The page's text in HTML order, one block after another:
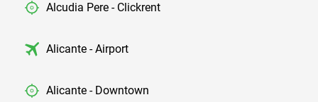
Alcudia Pere - Clickrent
Alicante - Airport
Alicante - Downtown